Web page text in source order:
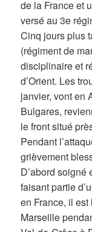
de la France et
versé au 3e
Cinq jours plus
(régiment de
disciplinaire et
d’Orient. Les
janvier, vont en
Bulgares,
le front situé
Pendant
grièvement
D’abord soigné
faisant partie
en France, il
Marseille